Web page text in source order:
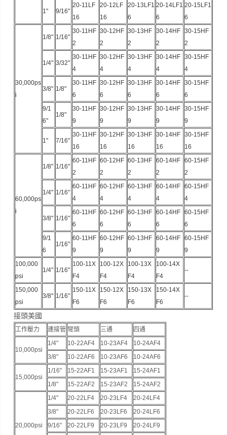
1" 9/16"
20-11LF
16
20-12LF
16
20-13LF1
6
20-14LF1
6
20-15LF1
6
30,000ps
i
1/8" 1/16"
30-11HF
2
30-12HF
2
30-13HF
2
30-14HF
2
30-15HF
2
1/4" 3/32"
30-11HF
4
30-12HF
4
30-13HF
4
30-14HF
4
30-15HF
4
3/8" 1/8"
30-11HF
6
30-12HF
6
30-13HF
6
30-14HF
6
30-15HF
6
9/1
6"
1/8"
30-11HF
9
30-12HF
9
30-13HF
9
30-14HF
9
30-15HF
9
1" 7/16"
30-11HF
16
30-12HF
16
30-13HF
16
30-14HF
16
30-15HF
16
60,000ps
i
1/8" 1/16"
60-11HF
2
60-12HF
2
60-13HF
2
60-14HF
2
60-15HF
2
1/4" 1/16"
60-11HF
4
60-12HF
4
60-13HF
4
60-14HF
4
60-15HF
4
3/8" 1/16"
60-11HF
6
60-12HF
6
60-13HF
6
60-14HF
6
60-15HF
6
9/1
6
1/16"
60-11HF
9
60-12HF
9
60-13HF
9
60-14HF
9
60-15HF
9
100,000
psi
1/4" 1/16"
100-11X
F4
100-12X
F4
100-13X
F4
100-14X
F4
--
150,000
psi
3/8" 1/16"
150-11X
F6
150-12X
F6
150-13X
F6
150-14X
F6
--
接頭美國
工作壓力 連接管 彎頭 三通 四通
10,000psi
1/4" 10-22AF4 10-23AF4
10-24AF4
3/8"
10-22AF6 10-23AF6 10-24AF6
15,000psi
1/16" 15-22AF1 15-23AF1
15-24AF1
1/8"
15-22AF2 15-23AF2 15-24AF2
20,000psi
1/4" 20-22LF4 20-23LF4
20-24LF4
3/8"
20-22LF6 20-23LF6
20-24LF6
9/16"
20-22LF9 20-23LF9
20-24LF9